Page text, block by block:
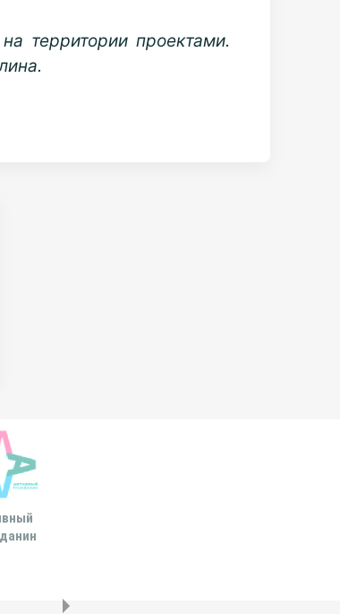
территории проектами.